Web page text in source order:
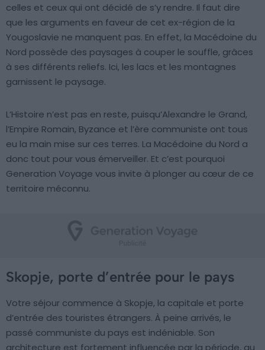
celles et ceux qui ont décidé de s’y rendre. Il faut dire
que les arguments en faveur de cet ex-région de la
Yougoslavie ne manquent pas. En effet, la Macédoine du
Nord possède des paysages à couper le souffle, grâces
à ses différents reliefs. Ici, les lacs et les montagnes
garnissent le paysage.
L’Histoire n’est pas en reste, puisqu’Alexandre le Grand,
l’Empire Romain, Byzance et l’ère communiste ont tous
eu la main mise sur ces terres. La Macédoine du Nord a
donc tout pour vous émerveiller. Et c’est pourquoi
Generation Voyage vous invite à plonger au cœur de ce
territoire méconnu.
Skopje, porte d’entrée pour le pays
Votre séjour commence à Skopje, la capitale et porte
d’entrée des touristes étrangers. À peine arrivés, le
passé communiste du pays est indéniable. Son
architecture est fortement influencée par la période, au